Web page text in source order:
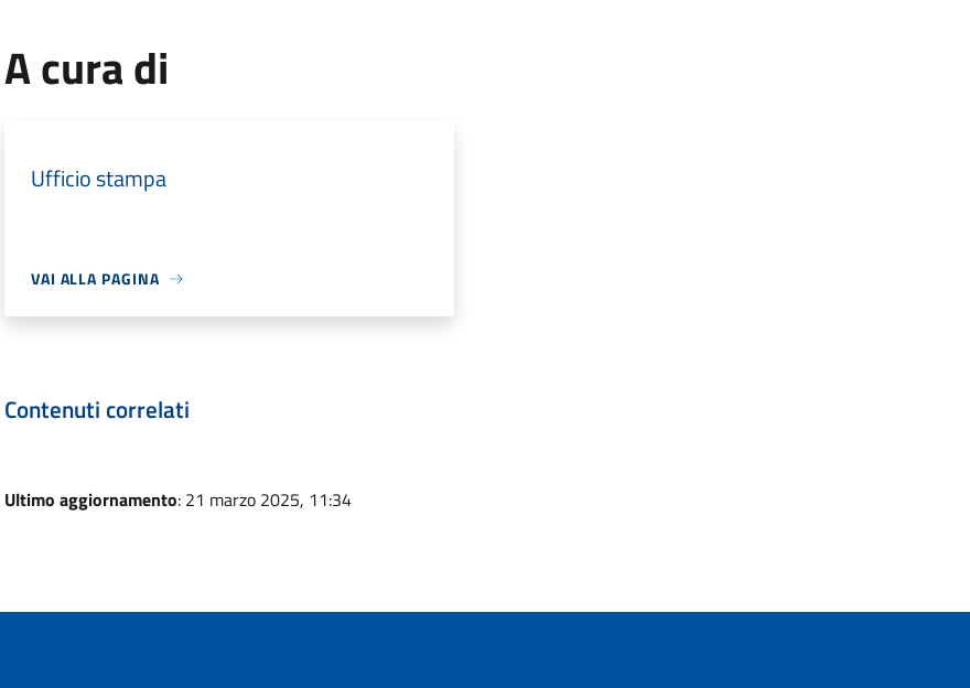
A cura di
Ufficio stampa
VAI ALLA PAGINA
Contenuti correlati
Ultimo aggiornamento: 21 marzo 2025, 11:34